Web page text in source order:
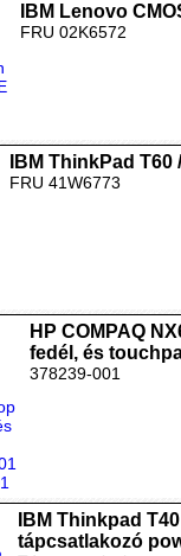
IBM Lenovo
FRU 02K6572
IBM ThinkPad
FRU 41W6773
HP COMPAQ
fedél, és
378239-001
IBM Thinkpad
tápcsatlakozó